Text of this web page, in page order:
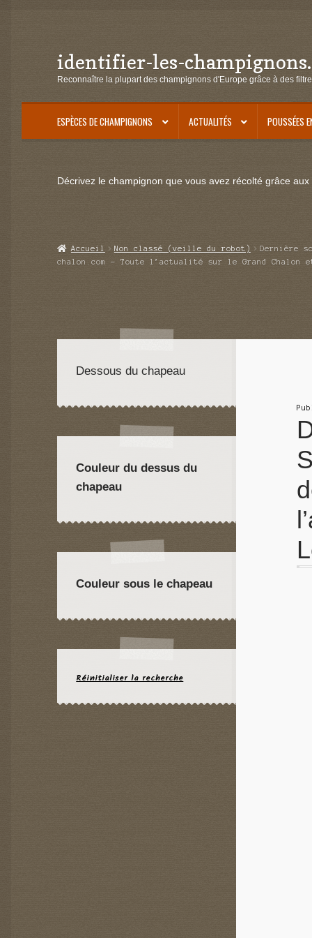
Aller
à
navigation
Aller
au
identifier-les-
Reconnaître la plupart des champignons d'Europe grâce à des
ESPÈCES DE CHAMPIGNONS ACTUALITÉS POUSSÉES
Décrivez le champignon que vous avez récolté grâce
Accueil Non classé (veille du robot)
Dernière
chalon.com – Toute l’actualité sur le Grand Chalon
Dessous du chapeau
Couleur du dessus du
chapeau
Couleur sous le chapeau
Réinitialiser la recherche